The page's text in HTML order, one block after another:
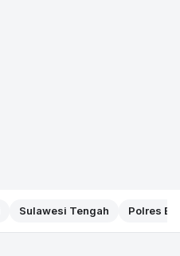
Sulawesi Tengah Polres